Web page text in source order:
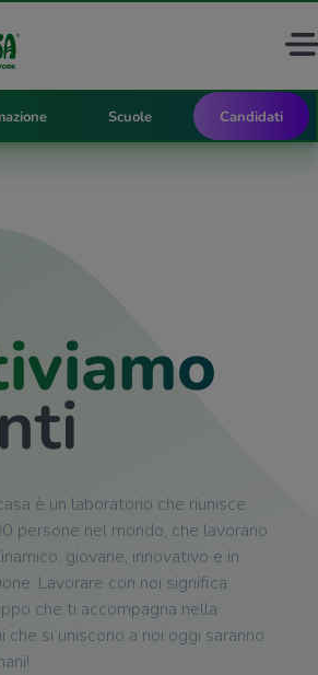
Scuole Candidati
è un laboratorio che riunisce
persone nel mondo, che lavorano
giovane, innovativo e in
Lavorare con noi significa
che ti accompagna nella
che si uniscono a noi oggi saranno